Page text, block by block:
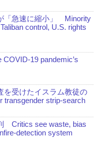
「急速に縮小」 Minority
control, U.S. rights
19 pandemic’s
を受けたイスラム教徒の
strip-search
Critics see waste, bias
detection system